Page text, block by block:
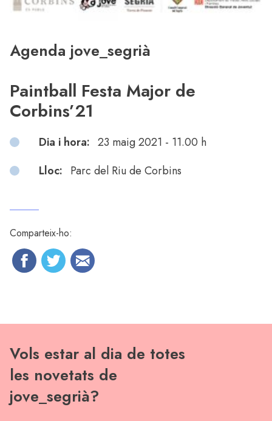
Agenda jove_segrià
Paintball Festa Major de
Corbins’21
Dia i hora: 23 maig 2021 - 11.00 h
Lloc: Parc del Riu de Corbins
Comparteix-ho:
Vols estar al dia de totes
les novetats de
jove_segrià?